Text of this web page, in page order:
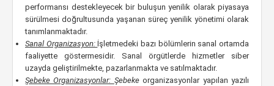
performansı destekleyecek bir buluşun yenilik olarak piyasaya
sürülmesi doğrultusunda yaşanan süreç yenilik yönetimi olarak
tanımlanmaktadır.
Sanal Organizasyon:İşletmedeki bazı bölümlerin sanal ortamda
faaliyette göstermesidir. Sanal örgütlerde hizmetler siber
uzayda geliştirilmekte, pazarlanmakta ve satılmaktadır.
Şebeke Organizasyonlar: Şebekeorganizasyonlar yapılan yazılı